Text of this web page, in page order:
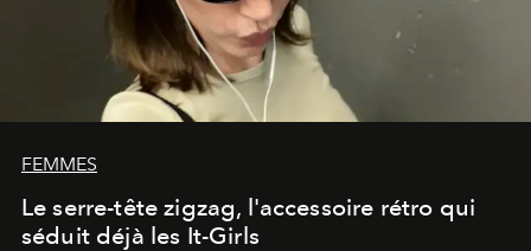
FEMMES
Le serre-tête zigzag, l'accessoire rétro qui
séduit déjà les It-Girls